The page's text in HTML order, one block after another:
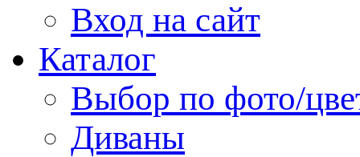
Вход на сайт
Каталог
Выбор по фото/
Диваны